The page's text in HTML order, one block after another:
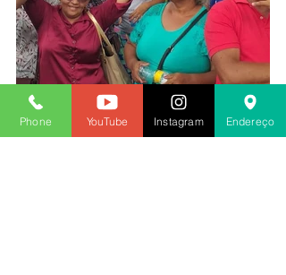
Phone YouTube Instagram Endereço